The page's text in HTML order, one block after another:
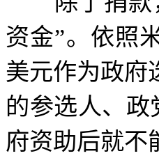
资金”。依照
美元作为政府
的参选人、政
府资助后就不